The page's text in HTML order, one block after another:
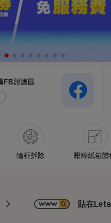
輪框拆除 壓縮紙箱體
貼在